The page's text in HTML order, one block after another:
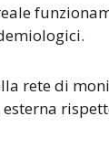
rete di